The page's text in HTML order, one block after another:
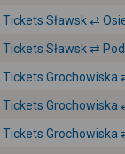
Tickets Sławsk ⇄
Tickets Sławsk ⇄
Tickets Grochowiska
Tickets Grochowiska
Tickets Grochowiska